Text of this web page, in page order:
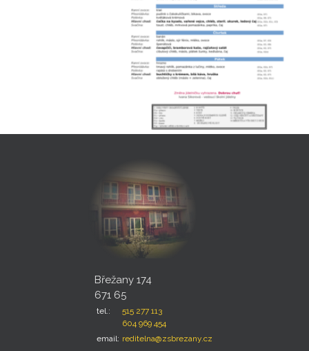
Břežany 174
671 65
tel.:
515 277 113
604 969 454
email: reditelna@zsbrezany.cz